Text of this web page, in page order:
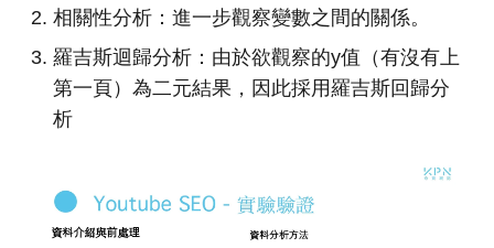
相關性分析：進一步觀察變數之間的關係。
羅吉斯迴歸分析：由於欲觀察的y值（有沒有上
第一頁）為二元結果，因此採用羅吉斯回歸分
析